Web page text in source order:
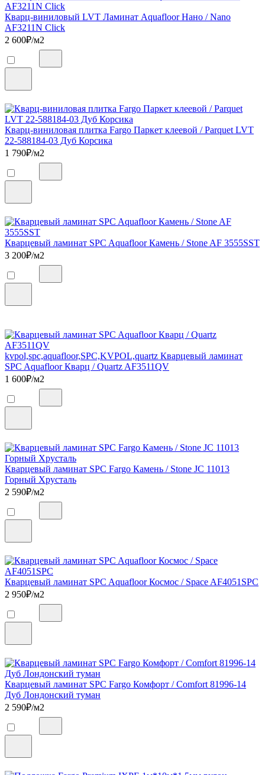
Кварц-виниловый LVT Ламинат Aquafloor Нано / Nano
AF3211N Click
2 600₽/м2
Кварц-виниловая плитка Fargo Паркет клеевой / Parquet LVT
22-588184-03 Дуб Корсика
1 790₽/м2
Кварцевый ламинат SPC Aquafloor Камень / Stone AF 3555SST
3 200₽/м2
kvpol,spc,aquafloor,SPC,KVPOL,quartz Кварцевый ламинат
SPC Aquafloor Кварц / Quartz AF3511QV
1 600₽/м2
Кварцевый ламинат SPC Fargo Камень / Stone JC 11013
Горный Хрусталь
2 590₽/м2
Кварцевый ламинат SPC Aquafloor Космос / Space AF4051SPC
2 950₽/м2
Кварцевый ламинат SPC Fargo Комфорт / Comfort 81996-14
Дуб Лондонский туман
2 590₽/м2